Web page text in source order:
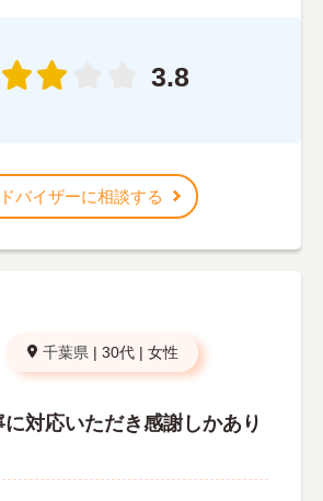
3.8
バイザーに相談する
千葉県 | 30代 | 女性
対応いただき感謝しかあり